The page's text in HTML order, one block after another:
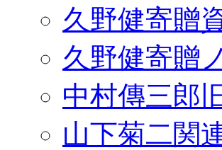
久野健寄贈
久野健寄贈
中村傳三郎
山下菊二関